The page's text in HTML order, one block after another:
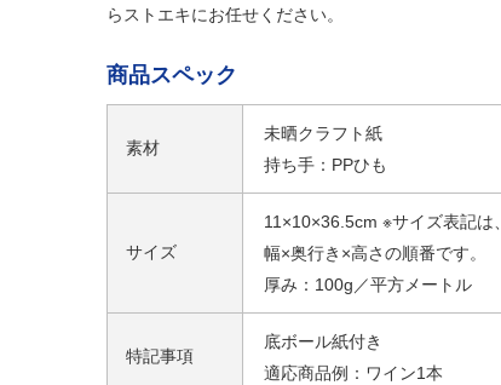
らストエキにお任せください。
商品スペック
素材
未晒クラフト紙
持ち手：PPひも
サイズ
11×10×36.5cm ※サイズ表記は
幅×奥行き×高さの順番です。
厚み：100g／平方メートル
特記事項
底ボール紙付き
適応商品例：ワイン1本